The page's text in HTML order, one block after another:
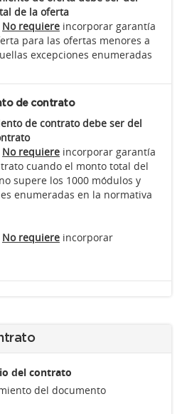
de la oferta
No requiere incorporar garantía
para las ofertas menores a
excepciones enumeradas
de contrato
de contrato debe ser del
No requiere incorporar garantía
cuando el monto total del
supere los 1000 módulos y
enumeradas en la normativa
No requiere incorporar
del contrato
del documento